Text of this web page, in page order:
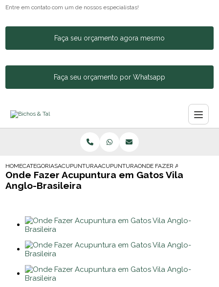
Entre em contato com um de nossos especialistas!
Faça seu orçamento agora mesmo
Faça seu orçamento por Whatsapp
HOMECATEGORIASACUPUNTURA ANIMALACUPUNTURA EM ANIMALONDE FAZER ACUPUNTURA
Onde Fazer Acupuntura em Gatos Vila
Anglo-Brasileira